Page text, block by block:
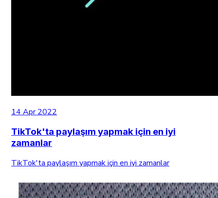
14 Apr 2022
TikTok'ta paylaşım yapmak için en iyi
zamanlar
TikTok'ta paylaşım yapmak için en iyi zamanlar